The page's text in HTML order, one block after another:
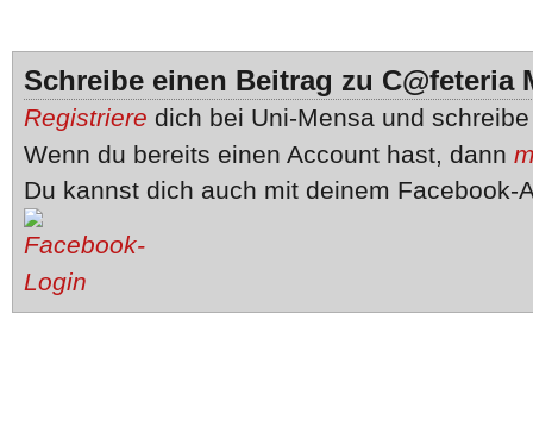
Schreibe einen Beitrag zu C@feteria
Registriere dich bei Uni-Mensa und
Wenn du bereits einen Account hast, dann
Du kannst dich auch mit deinem Facebook-